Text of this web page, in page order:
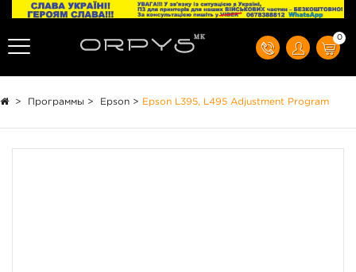
0
> Программы > Epson > Epson L395, L495 Adjustment Program